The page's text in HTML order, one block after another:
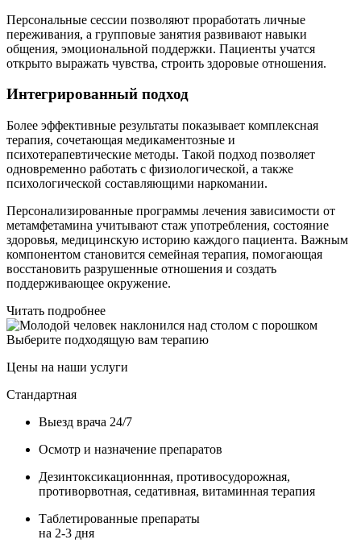
Персональные сессии позволяют проработать личные
переживания, а групповые занятия развивают навыки
общения, эмоциональной поддержки. Пациенты учатся
открыто выражать чувства, строить здоровые отношения.
Интегрированный подход
Более эффективные результаты показывает комплексная
терапия, сочетающая медикаментозные и
психотерапевтические методы. Такой подход позволяет
одновременно работать с физиологической, а также
психологической составляющими наркомании.
Персонализированные программы лечения зависимости от
метамфетамина учитывают стаж употребления, состояние
здоровья, медицинскую историю каждого пациента. Важным
компонентом становится семейная терапия, помогающая
восстановить разрушенные отношения и создать
поддерживающее окружение.
Читать подробнее
Выберите подходящую вам терапию
Цены на наши услуги
Стандартная
Выезд врача 24/7
Осмотр и назначение препаратов
Дезинтоксикационнная, противосудорожная,
противорвотная, седативная, витаминная терапия
Таблетированные препараты
на 2-3 дня